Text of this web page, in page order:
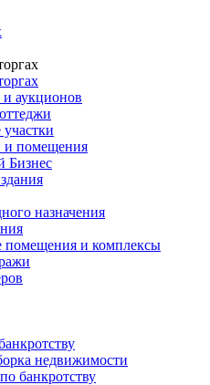
аукционов
и помещения
Бизнес
назначения
помещения и комплексы
недвижимости
банкротству